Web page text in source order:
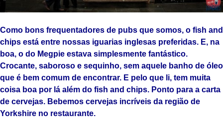
Como bons frequentadores de pubs que somos, o fish and
chips está entre nossas iguarias inglesas preferidas. E, na
boa, o do Megpie estava simplesmente fantástico.
Crocante, saboroso e sequinho, sem aquele banho de óleo
que é bem comum de encontrar. E pelo que li, tem muita
coisa boa por lá além do fish and chips. Ponto para a carta
de cervejas. Bebemos cervejas incríveis da região de
Yorkshire no restaurante.